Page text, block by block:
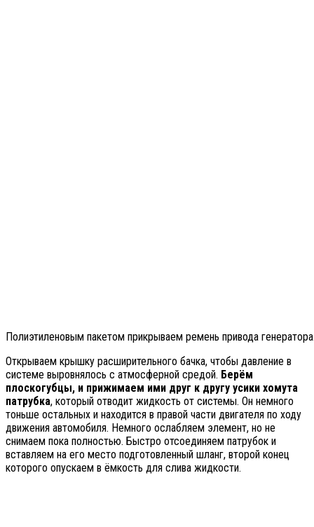
Полиэтиленовым пакетом прикрываем ремень привода
Открываем крышку расширительного бачка, чтобы давление в
системе выровнялось с атмосферной средой. Берём
плоскогубцы, и прижимаем ими друг к другу усики хомута
патрубка, который отводит жидкость от системы. Он немного
тоньше остальных и находится в правой части двигателя по ходу
движения автомобиля. Немного ослабляем элемент, но не
снимаем пока полностью. Быстро отсоединяем патрубок и
вставляем на его место подготовленный шланг, второй конец
которого опускаем в ёмкость для слива жидкости.